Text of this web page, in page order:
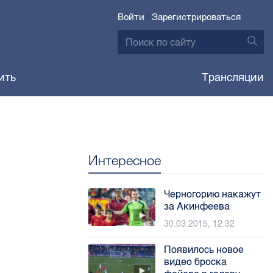
Войти | Зарегистрироваться
Трансляции
Интересное
Черногорию накажут
за Акинфеева
30.03.2015, 12:32
Появилось новое
видео броска